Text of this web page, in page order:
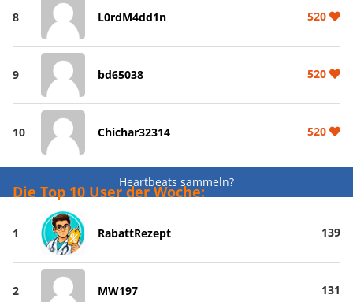
8 L0rdM4dd1n 520
9 bd65038 520
10 Chichar32314 520
Heartbeats sammeln?
Die Top 10 User der Woche:
1 RabattRezept 139
2 MW197 131